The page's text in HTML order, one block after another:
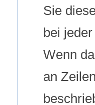
Sie
bei
Wenn
an